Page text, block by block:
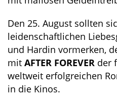
Den 25. August sollten
leidenschaftlichen
und Hardin vormerken,
mit AFTER FOREVER der
weltweit erfolgreichen
in die Kinos.